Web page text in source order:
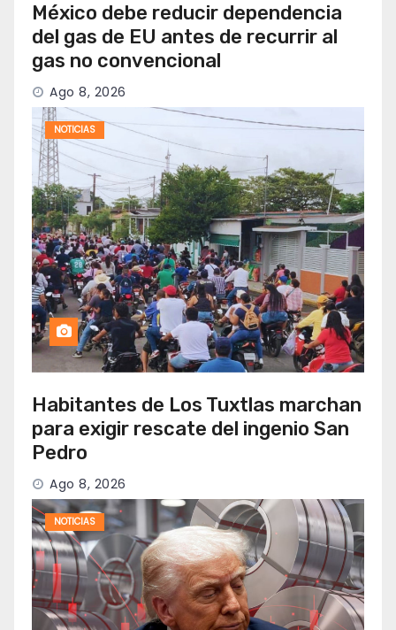
México debe reducir dependencia
del gas de EU antes de recurrir al
gas no convencional
Ago 8, 2026
NOTICIAS
Habitantes de Los Tuxtlas marchan
para exigir rescate del ingenio San
Pedro
Ago 8, 2026
NOTICIAS